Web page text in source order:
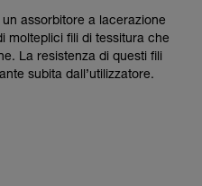
assorbitore a lacerazione
molteplici fili di tessitura che
La resistenza di questi fili
subita dall’utilizzatore.